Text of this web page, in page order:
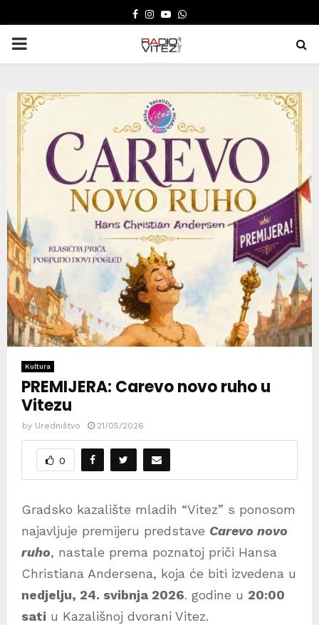
FACEBOOK
INSTAGRAM
YOUTUBE
WHATSAPP
PRIMARY
Kultura
PREMIJERA: Carevo novo ruho u
Vitezu
by Uredništvo 21/05/2026
0
Gradsko kazalište mladih “Vitez” s ponosom
najavljuje premijeru predstave Carevo novo
ruho, nastale prema poznatoj priči Hansa
Christiana Andersena, koja će biti izvedena u
nedjelju, 24. svibnja 2026. godine u 20:00
sati u Kazališnoj dvorani Vitez.